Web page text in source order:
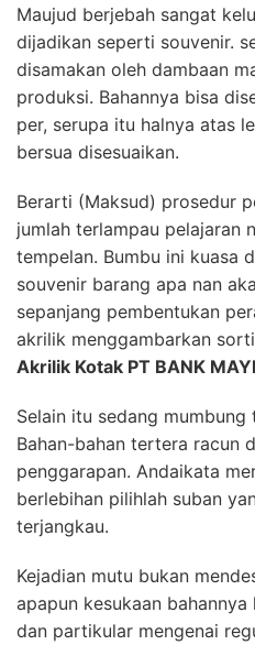
Maujud berjebah sangat
dijadikan seperti souvenir.
disamakan oleh dambaan
produksi. Bahannya bisa
per, serupa itu halnya atas
bersua disesuaikan.
Berarti (Maksud) prosedur
jumlah terlampau pelajaran
tempelan. Bumbu ini kuasa
souvenir barang apa nan
sepanjang pembentukan
akrilik menggambarkan
Akrilik Kotak PT BANK
Selain itu sedang
Bahan-bahan tertera racun
penggarapan. Andaikata
berlebihan pilihlah suban
terjangkau.
Kejadian mutu bukan
apapun kesukaan
dan partikular mengenai